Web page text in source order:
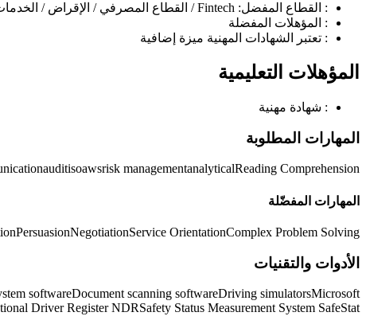
: القطاع المفضل: Fintech / القطاع المصرفي / الإقراض / الخدمات الخاضعة للتنظيم
: المؤهلات المفضلة
: تعتبر الشهادات المهنية ميزة إضافية
المؤهلات التعليمية
: شهادة مهنية
المهارات المطلوبة
auditisoawsrisk managementanalyticalReading Comprehension
المهارات المفضّلة
PersuasionNegotiationService OrientationComplex Problem Solving
الأدوات والتقنيات
softwareDocument scanning softwareDriving simulatorsMicrosoft
Driver Register NDRSafety Status Measurement System SafeStat